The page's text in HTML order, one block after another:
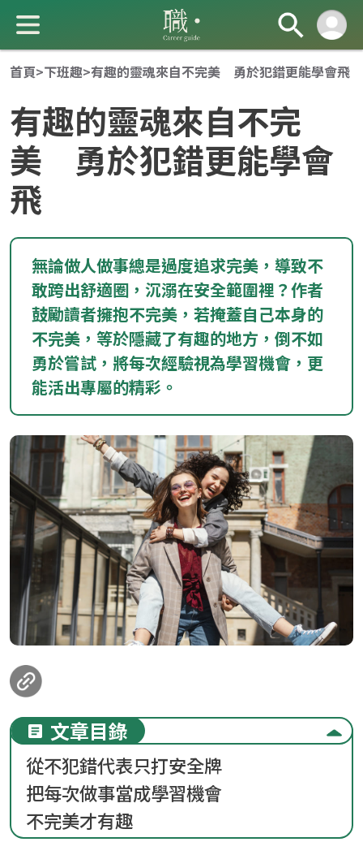
成 就 一 直 前 進 的 你
loanding...
首頁>下班趣>有趣的靈魂來自不完美 勇於犯錯更能學會飛
有趣的靈魂來自不完
美 勇於犯錯更能學會
飛
無論做人做事總是過度追求完美，導致不
敢跨出舒適圈，沉溺在安全範圍裡？作者
鼓勵讀者擁抱不完美，若掩蓋自己本身的
不完美，等於隱藏了有趣的地方，倒不如
勇於嘗試，將每次經驗視為學習機會，更
能活出專屬的精彩。
文章目錄
從不犯錯代表只打安全牌
把每次做事當成學習機會
不完美才有趣